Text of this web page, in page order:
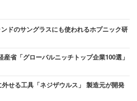
ドのサングラスにも使われるホプニック研
省「グローバルニッチトップ企業100選」
せる工具「ネジザウルス」 製造元が開発